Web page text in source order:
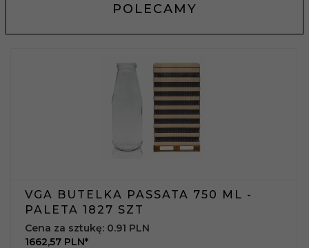
POLECAMY
VGA BUTELKA PASSATA 750 ML -
PALETA 1827 SZT
1662,57 PLN*
Cena za sztukę: 0.91 PLN